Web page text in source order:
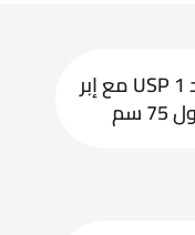
خيوط جراحية بولي جلايكوليك أسيد USP 1 مع إبر